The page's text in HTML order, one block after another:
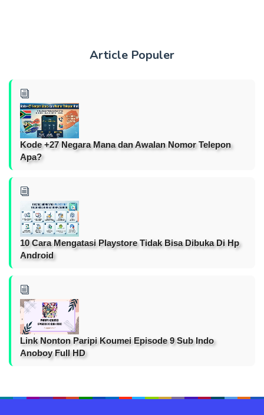
Article Populer
Kode +27 Negara Mana dan Awalan Nomor Telepon
Apa?
10 Cara Mengatasi Playstore Tidak Bisa Dibuka Di Hp
Android
Link Nonton Paripi Koumei Episode 9 Sub Indo
Anoboy Full HD